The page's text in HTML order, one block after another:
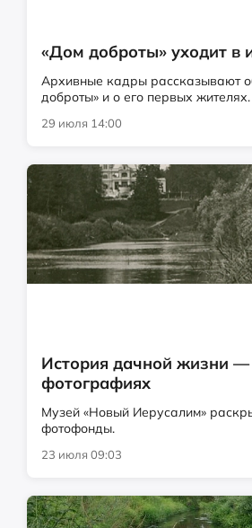
«Дом доброты» уходит в
Архивные кадры рассказывают
доброты» и о его первых жителях.
29 июля 14:00
История дачной жизни
фотографиях
Музей «Новый Иерусалим»
фотофонды.
23 июля 09:03